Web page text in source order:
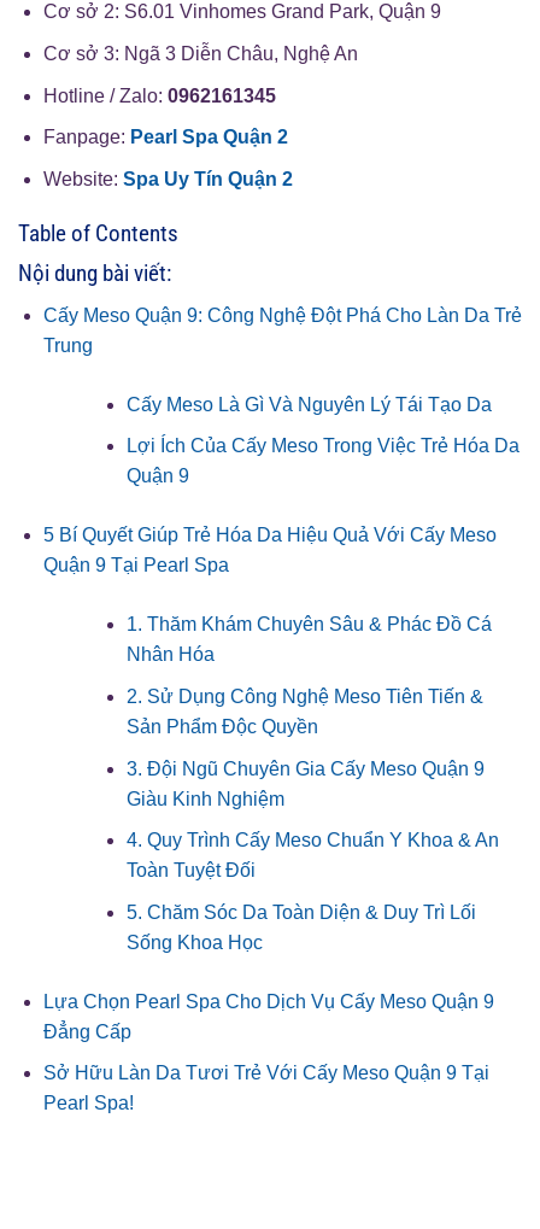
Cơ sở 2: S6.01 Vinhomes Grand Park, Quận 9
Cơ sở 3: Ngã 3 Diễn Châu, Nghệ An
Hotline / Zalo: 0962161345
Fanpage: Pearl Spa Quận 2
Website: Spa Uy Tín Quận 2
Table of Contents
Nội dung bài viết:
Cấy Meso Quận 9: Công Nghệ Đột Phá Cho Làn Da Trẻ
Trung
Cấy Meso Là Gì Và Nguyên Lý Tái Tạo Da
Lợi Ích Của Cấy Meso Trong Việc Trẻ Hóa Da
Quận 9
5 Bí Quyết Giúp Trẻ Hóa Da Hiệu Quả Với Cấy Meso
Quận 9 Tại Pearl Spa
1. Thăm Khám Chuyên Sâu & Phác Đồ Cá
Nhân Hóa
2. Sử Dụng Công Nghệ Meso Tiên Tiến &
Sản Phẩm Độc Quyền
3. Đội Ngũ Chuyên Gia Cấy Meso Quận 9
Giàu Kinh Nghiệm
4. Quy Trình Cấy Meso Chuẩn Y Khoa & An
Toàn Tuyệt Đối
5. Chăm Sóc Da Toàn Diện & Duy Trì Lối
Sống Khoa Học
Lựa Chọn Pearl Spa Cho Dịch Vụ Cấy Meso Quận 9
Đẳng Cấp
Sở Hữu Làn Da Tươi Trẻ Với Cấy Meso Quận 9 Tại
Pearl Spa!